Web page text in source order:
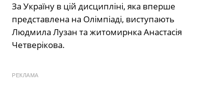
За Україну в цій дисципліні, яка вперше
представлена на Олімпіаді, виступають
Людмила Лузан та житомирнка Анастасія
Четверікова.
РЕКЛАМА